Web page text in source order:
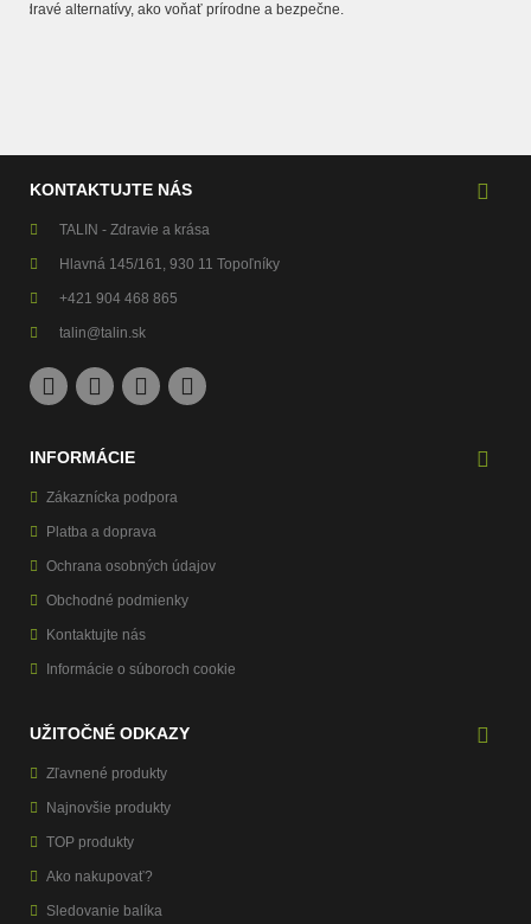
zdravé alternatívy, ako voňať prírodne a bezpečne.
KONTAKTUJTE NÁS
TALIN - Zdravie a krása
Hlavná 145/161, 930 11 Topoľníky
+421 904 468 865
talin@talin.sk
INFORMÁCIE
Zákaznícka podpora
Platba a doprava
Ochrana osobných údajov
Obchodné podmienky
Kontaktujte nás
Informácie o súboroch cookie
UŽITOČNÉ ODKAZY
Zľavnené produkty
Najnovšie produkty
TOP produkty
Ako nakupovať?
Sledovanie balíka